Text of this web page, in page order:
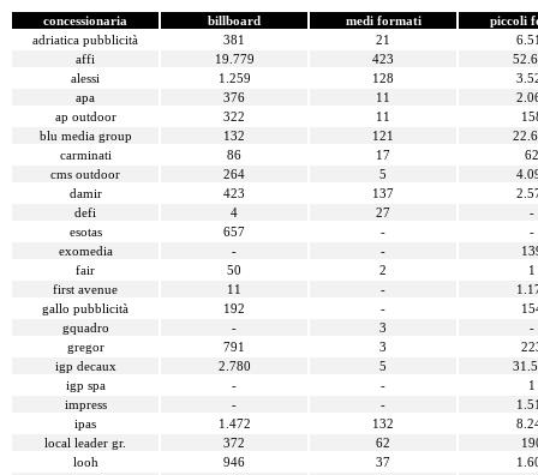
concessionaria billboard medi formati
piccoli
adriatica pubblicità
381 21
affi
19.779 423
alessi
1.259 128
apa
376 11
ap outdoor
322 11
blu media group
132 121
carminati
86 17
62
cms outdoor
264 5
damir
423 137
defi
4 27
-
esotas
657 -
-
exomedia
- -
fair
50 2
1
first avenue
11 -
gallo pubblicità
192 -
gquadro
- 3
-
gregor
791 3
igp decaux
2.780 5
igp spa
- -
1
impress
- -
ipas
1.472 132
local leader gr.
372 62
looh
946 37